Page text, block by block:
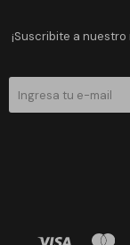
¡Suscribite a